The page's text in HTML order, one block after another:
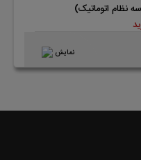
نمایش